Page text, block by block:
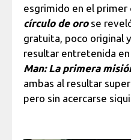
esgrimido en el primer
círculo de orose
gratuita, poco original
resultar entretenida en
Man: La primera
ambas al resultar
pero sin acercarse